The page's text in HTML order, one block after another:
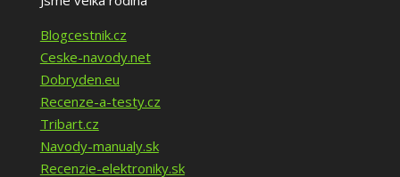
Blogcestnik.cz
Ceske-navody.net
Dobryden.eu
Recenze-a-testy.cz
Tribart.cz
Navody-manualy.sk
Recenzie-elektroniky.sk